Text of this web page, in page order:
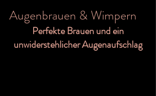
Augenbrauen & Wimpern
Perfekte Brauen und ein
unwiderstehlicher Augenaufschlag